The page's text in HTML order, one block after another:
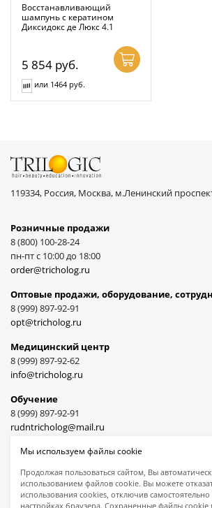
Восстанавливающий
шампунь с кератином
Диксидокс де Люкс 4.1
5 854 руб.
или 1464 руб.
119334, Россия, Москва, м.Ленинский
Розничные продажи
8 (800) 100-28-24
пн-пт с 10:00 до 18:00
order@tricholog.ru
Оптовые продажи, оборудование,
8 (999) 897-92-91
opt@tricholog.ru
Медицинский центр
8 (999) 897-92-62
info@tricholog.ru
Обучение
8 (999) 897-92-91
rudntricholog@mail.ru
Принимаем к оплате
Мы используем файлы cookie
Продолжая пользоваться сайтом, Вы
использованием файлов cookie. Вы можете
использования cookies, отключив
настройках браузера. Сохраненные файлы cookie